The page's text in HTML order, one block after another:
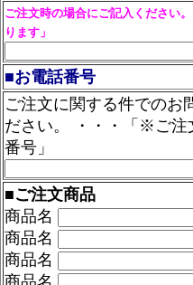
ご注文時の場合にご記入ください
ります」
■お電話番号
ご注文に関する件でのお
ださい。 ・・・「※ご注
番号」
■ご注文商品
商品名
商品名
商品名
商品名